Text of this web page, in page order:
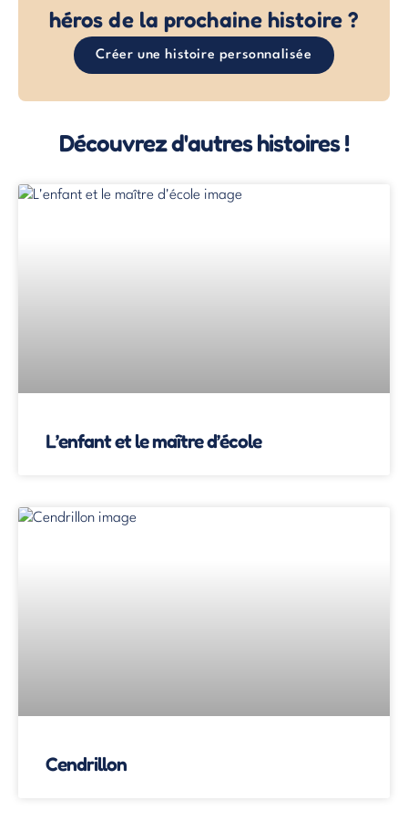
héros de la prochaine histoire ?
Créer une histoire personnalisée
Découvrez d'autres histoires !
L’enfant et le maître d’école
Cendrillon